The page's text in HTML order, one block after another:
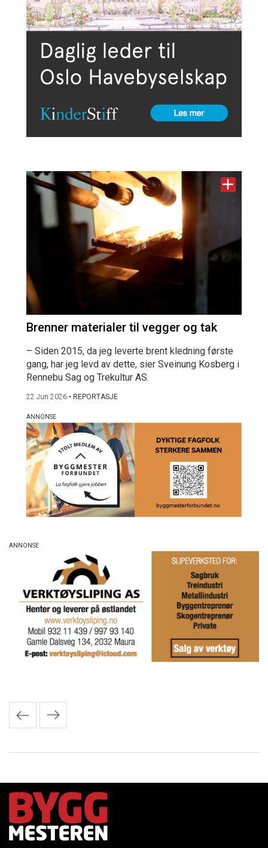
Brenner materialer til vegger og tak
– Siden 2015, da jeg leverte brent kledning første
gang, har jeg levd av dette, sier Sveinung Kosberg i
Rennebu Sag og Trekultur AS.
22 Jun 2026 • REPORTASJE
Innleggnavigasjon